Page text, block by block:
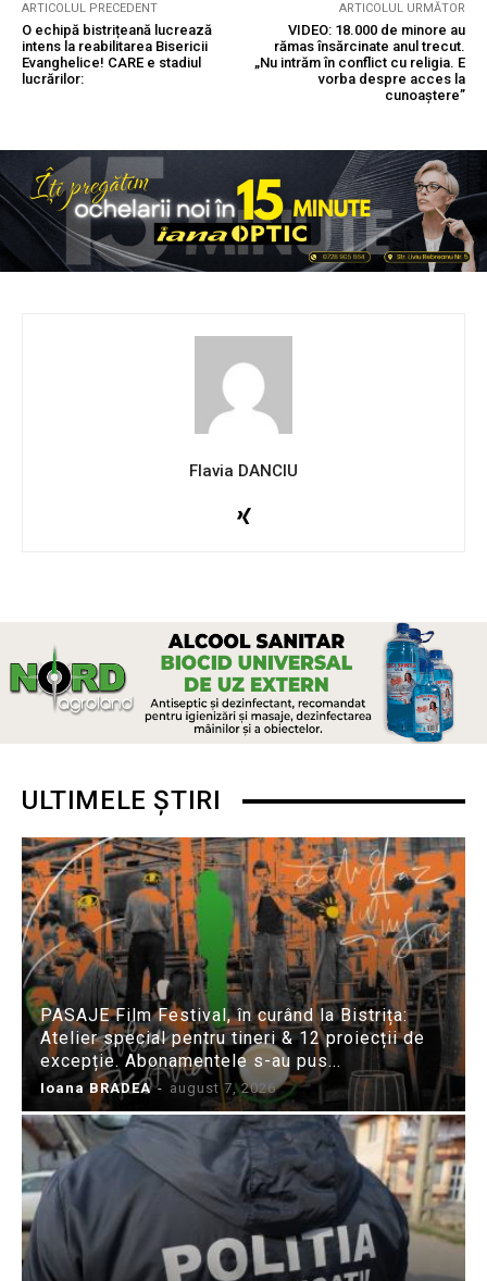
ARTICOLUL PRECEDENT
O echipă bistrițeană lucrează
intens la reabilitarea Bisericii
Evanghelice! CARE e stadiul
lucrărilor:
ARTICOLUL URMĂTOR
VIDEO: 18.000 de minore au
rămas însărcinate anul trecut.
„Nu intrăm în conflict cu religia. E
vorba despre acces la
cunoaștere”
Flavia DANCIU
ULTIMELE ȘTIRI
PASAJE Film Festival, în curând la Bistrița:
Atelier special pentru tineri & 12 proiecții de
excepție. Abonamentele s-au pus...
Ioana BRADEA - august 7, 2026